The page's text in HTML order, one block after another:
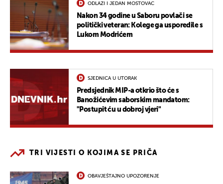
ODLAZI I JEDAN MOSTOVAC
Nakon 34 godine u Saboru povlači se
politički veteran: Kolege ga usporedile s
Lukom Modrićem
SJEDNICA U UTORAK
Predsjednik MIP-a otkrio što će s
Banožićevim saborskim mandatom:
"Postupit ću u dobroj vjeri"
TRI VIJESTI O KOJIMA SE PRIČA
OBAVJEŠTAJNO UPOZORENJE